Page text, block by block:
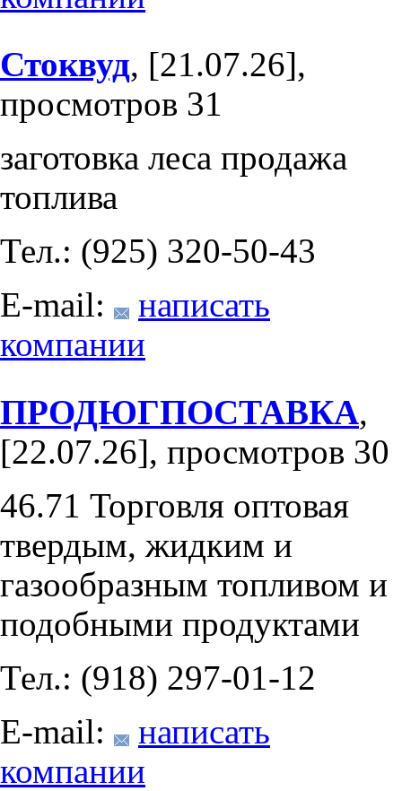
Стоквуд, [21.07.26],
просмотров 31
заготовка леса продажа
топлива
Тел.: (925) 320-50-43
E-mail:
написать
компании
ПРОДЮГПОСТАВКА,
[22.07.26], просмотров 30
46.71 Торговля оптовая
твердым, жидким и
газообразным топливом и
подобными продуктами
Тел.: (918) 297-01-12
E-mail:
написать
компании